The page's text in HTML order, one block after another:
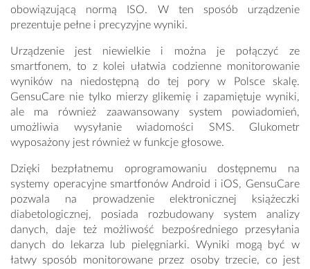
obowiązującą normą ISO. W ten sposób urządzenie
prezentuje pełne i precyzyjne wyniki.
Urządzenie jest niewielkie i można je połączyć ze
smartfonem, to z kolei ułatwia codzienne monitorowanie
wyników na niedostępną do tej pory w Polsce skalę.
GensuCare nie tylko mierzy glikemię i zapamiętuje wyniki,
ale ma również zaawansowany system powiadomień,
umożliwia wysyłanie wiadomości SMS. Glukometr
wyposażony jest również w funkcje głosowe.
Dzięki bezpłatnemu oprogramowaniu dostępnemu na
systemy operacyjne smartfonów Android i iOS, GensuCare
pozwala na prowadzenie elektronicznej książeczki
diabetologicznej, posiada rozbudowany system analizy
danych, daje też możliwość bezpośredniego przesyłania
danych do lekarza lub pielęgniarki. Wyniki mogą być w
łatwy sposób monitorowane przez osoby trzecie, co jest